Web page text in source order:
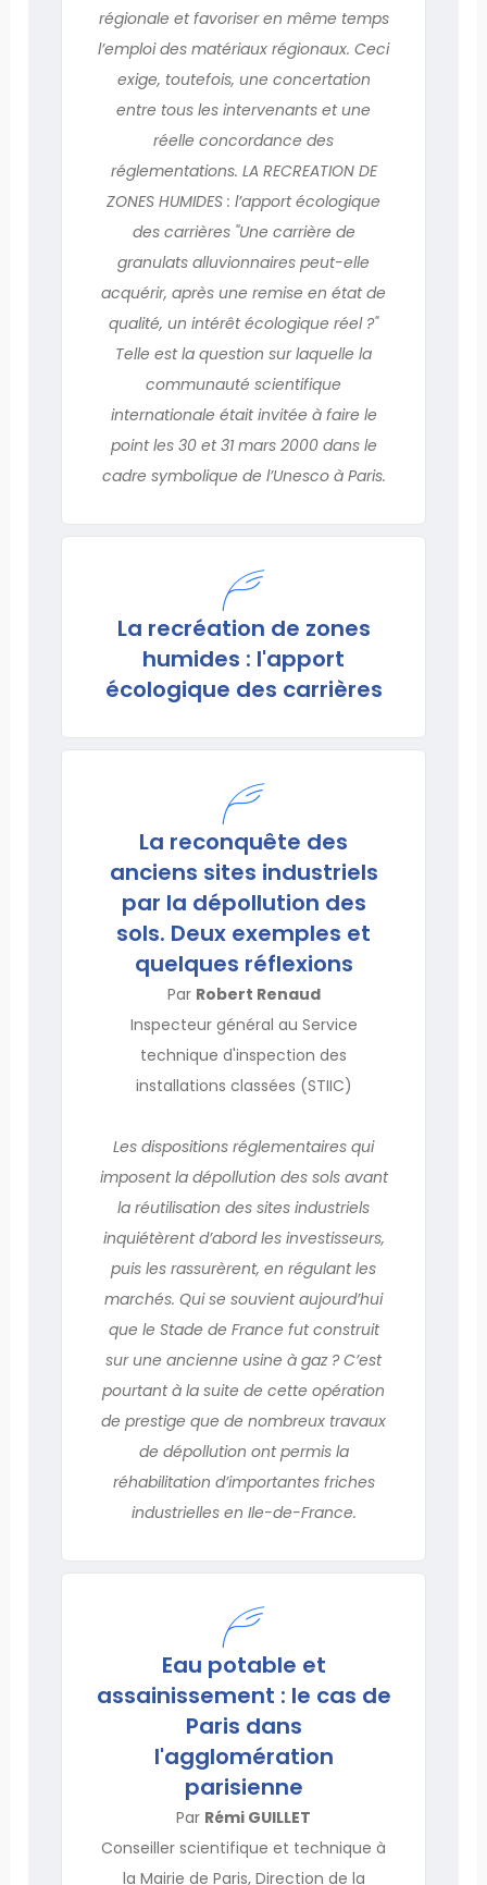
régionale et favoriser en même temps
l’emploi des matériaux régionaux. Ceci
exige, toutefois, une concertation
entre tous les intervenants et une
réelle concordance des
réglementations. LA RECREATION DE
ZONES HUMIDES : l’apport écologique
des carrières "Une carrière de
granulats alluvionnaires peut-elle
acquérir, après une remise en état de
qualité, un intérêt écologique réel ?"
Telle est la question sur laquelle la
communauté scientifique
internationale était invitée à faire le
point les 30 et 31 mars 2000 dans le
cadre symbolique de l’Unesco à Paris.
La recréation de zones
humides : l'apport
écologique des carrières
La reconquête des
anciens sites industriels
par la dépollution des
sols. Deux exemples et
quelques réflexions
Par Robert Renaud
Inspecteur général au Service
technique d'inspection des
installations classées (STIIC)
Les dispositions réglementaires qui
imposent la dépollution des sols avant
la réutilisation des sites industriels
inquiétèrent d’abord les investisseurs,
puis les rassurèrent, en régulant les
marchés. Qui se souvient aujourd’hui
que le Stade de France fut construit
sur une ancienne usine à gaz ? C’est
pourtant à la suite de cette opération
de prestige que de nombreux travaux
de dépollution ont permis la
réhabilitation d’importantes friches
industrielles en Ile-de-France.
Eau potable et
assainissement : le cas de
Paris dans
l'agglomération
parisienne
Par Rémi GUILLET
Conseiller scientifique et technique à
la Mairie de Paris, Direction de la